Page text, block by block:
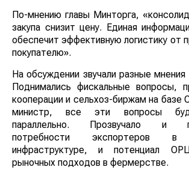
По-мнению главы Минторга,
закупа снизит цену. Единая
обеспечит эффективную логистику от
покупателю».
На обсуждении звучали разные
Поднимались фискальные вопросы,
кооперации и сельхоз-биржам на базе
министр, все эти вопросы
параллельно. Прозвучало и
потребности экспортеров в
инфраструктуре, и потенциал
рыночных подходов в фермерстве.